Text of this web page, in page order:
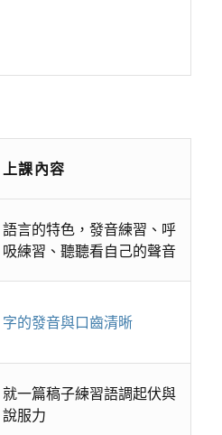
上課內容
語言的特色，發音練習、呼
吸練習、聽聽看自己的聲音
字的發音與口齒清晰
就一篇稿子練習語調起伏與
說服力